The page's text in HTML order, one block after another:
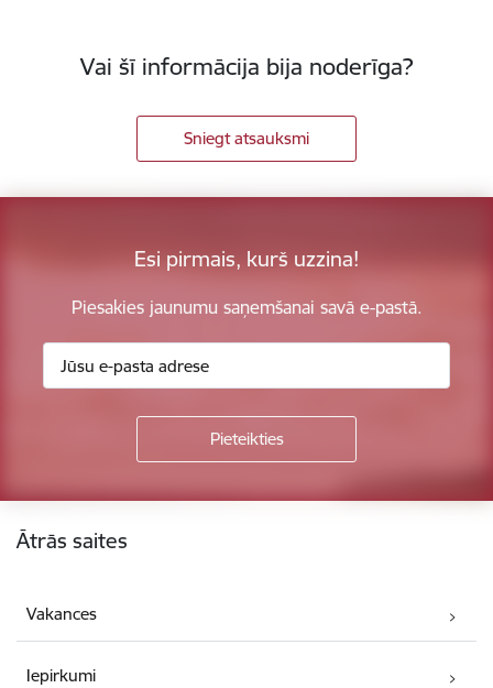
Vai šī informācija bija noderīga?
Sniegt atsauksmi
Esi pirmais, kurš uzzina!
Piesakies jaunumu saņemšanai savā e-pastā.
Ātrās saites
Vakances
Iepirkumi